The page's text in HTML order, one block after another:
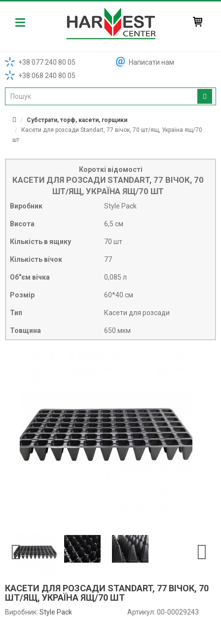
Harvest
+38 077 240 80 05
+38 068 240 80 05
Написати нам
Субстрати, торф, касети, горщики
Касети для розсади Standart, 77 вічок, 70 шт/ящ, Україна ящ/70
шт
Короткі відомості
КАСЕТИ ДЛЯ РОЗСАДИ STANDART, 77 ВІЧОК, 70
ШТ/ЯЩ, УКРАЇНА ЯЩ/70 ШТ
Виробник Style Pack
Висота 6,5 см
Кількість в ящику 70 шт
Кількість вічок 77
Об"єм вічка 0,085 л
Розмір 60*40 см
Тип Касети для розсади
Товщина 650 мкм
КАСЕТИ ДЛЯ РОЗСАДИ STANDART, 77 ВІЧОК, 70
ШТ/ЯЩ, УКРАЇНА ЯЩ/70 ШТ
Виробник: Style Pack
Артикул: 00-00029243